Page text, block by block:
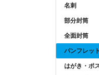
名刺
部分封筒
全面封筒
パンフレット
はがき・ポ